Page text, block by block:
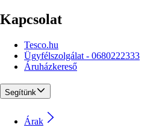
Kapcsolat
Tesco.hu
Ügyfélszolgálat - 0680222333
Áruházkereső
Segítünk
Árak